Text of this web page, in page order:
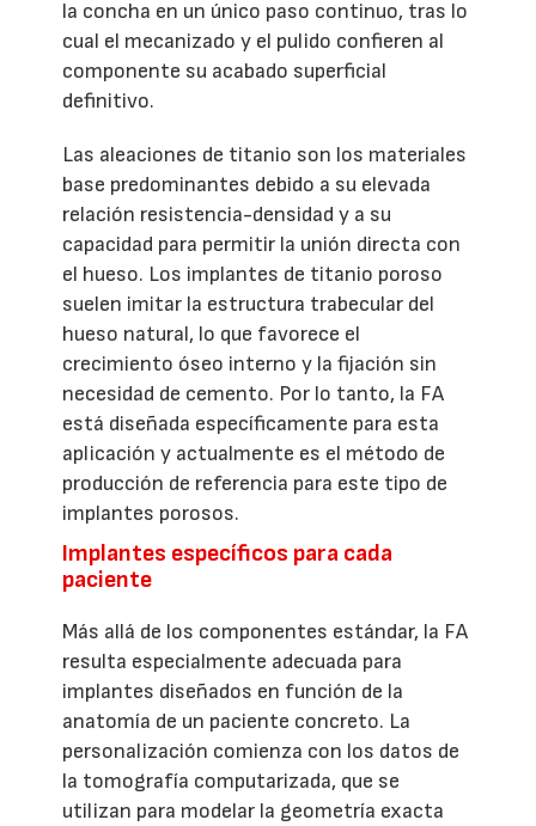
la concha en un único paso continuo, tras lo
cual el mecanizado y el pulido confieren al
componente su acabado superficial
definitivo.
Las aleaciones de titanio son los materiales
base predominantes debido a su elevada
relación resistencia-densidad y a su
capacidad para permitir la unión directa con
el hueso. Los implantes de titanio poroso
suelen imitar la estructura trabecular del
hueso natural, lo que favorece el
crecimiento óseo interno y la fijación sin
necesidad de cemento. Por lo tanto, la FA
está diseñada específicamente para esta
aplicación y actualmente es el método de
producción de referencia para este tipo de
implantes porosos.
Implantes específicos para cada
paciente
Más allá de los componentes estándar, la FA
resulta especialmente adecuada para
implantes diseñados en función de la
anatomía de un paciente concreto. La
personalización comienza con los datos de
la tomografía computarizada, que se
utilizan para modelar la geometría exacta